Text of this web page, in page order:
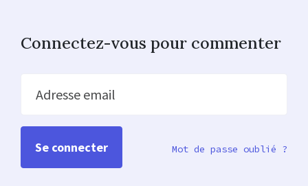
Connectez-vous pour commenter
Adresse email
Mot de passe oublié ?